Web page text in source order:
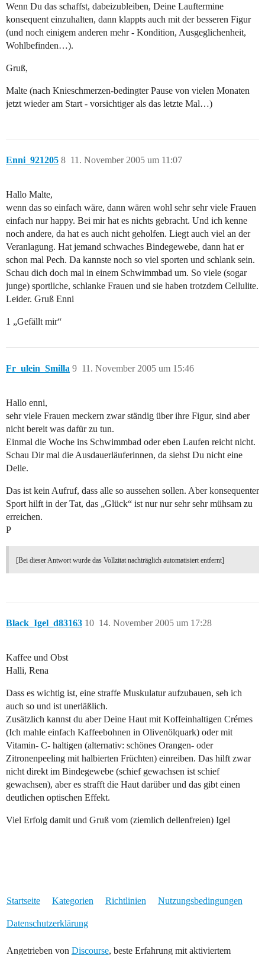
Wenn Du das schaffst, dabeizubleiben, Deine Lauftermine
konsequent einzuhalten, dann klappts auch mit der besseren Figur
(und noch einigem anderen mehr - Kondition, Ausgeglichenheit,
Wohlbefinden…).
Gruß,
Malte (nach Knieschmerzen-bedingter Pause von vielen Monaten
jetzt wieder am Start - vorsichtiger als das letzte Mal…)
Enni_921205 11. November 2005 um 11:07
8
Hallo Malte,
wenn das so einfach wäre, dann wären wohl sehr sehr viele Frauen
einfach nur happy. Bei mir hat es nichts gebracht. Und ich kenne
noch andere, da hat es auch nicht geholfen. Liegt auch viel an der
Veranlagung. Hat jemand schwaches Bindegewebe, dann hat er
schon mal Pech. Da kannste noch so viel sporten und schlank sein.
Schau dich doch mal in einem Schwimmbad um. So viele (sogar
junge) sportliche, schlanke Frauen und sie haben trotzdem Cellulite.
Leider. Gruß Enni
1 „Gefällt mir“
Fr_ulein_Smilla 11. November 2005 um 15:46
9
Hallo enni,
sehr viele Frauen meckern zwar ständig über ihre Figur, sind aber
nicht bereit was dafür zu tun.
Einmal die Woche ins Schwimmbad oder eben Laufen reicht nicht.
Schau Dir mal die Ausdauerläuferinnen, da siehst Du nicht eine
Delle.
Das ist kein Aufruf, dass alle so aussehen sollen. Aber konsequenter
Sport hilft in der Tat, das „Glück“ ist nur nur sehr sehr mühsam zu
erreichen.
P
[Bei dieser Antwort wurde das Vollzitat nachträglich automatisiert entfernt]
Black_Igel_d83163 14. November 2005 um 17:28
10
Kaffee und Obst
Halli, Rena
Dass es wichtig ist, eine straffe Muskulatur aufzubauen, seh ich
auch so und ist unerläßlich.
Zusätzlich kannst du aber Deine Haut mit Koffeinhaltigen Crémes
(Ich mahle einfach Kaffeebohnen in Olivenölquark) oder mit
Vitamin- C- haltigen (alternativ: schönes Orangen- oder
Zitronenpeeling mit halbierten Früchten) einreiben. Das hilft zwar
nicht direkt im Bindegewebe (schief gewachsen ist schief
gewachsen), aber es strafft die Haut darüber und das gibt einen
deutlichen optischen Effekt.
Viel Erfolg damit und Gruß vom (ziemlich dellenfreien) Igel
Startseite Kategorien Richtlinien Nutzungsbedingungen
Datenschutzerklärung
Angetrieben von Discourse, beste Erfahrung mit aktiviertem